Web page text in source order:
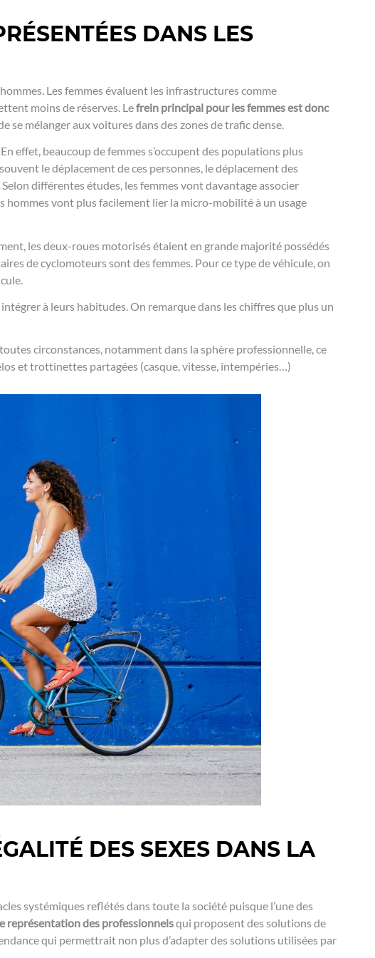
DANS LES
Les femmes évaluent les infrastructures comme
moins de réserves. Lefrein principal pour les femmes est donc
se mélanger aux voitures dans des zones de trafic dense.
effet, beaucoup de femmes s’occupent des populations plus
le déplacement de ces personnes, le déplacement des
Selon différentes études, les femmes vont davantage associer
vont plus facilement lier la micro-mobilité à un usage
les deux-roues motorisés étaient en grande majorité possédés
de cyclomoteurs sont des femmes. Pour ce type de véhicule, on
à leurs habitudes. On remarque dans les chiffres que plus un
circonstances, notamment dans la sphère professionnelle, ce
et trottinettes partagées (casque, vitesse, intempéries…)
DES SEXES DANS LA
systémiques reflétés dans toute la société puisque l’une des
représentation des professionnelsqui proposent des solutions de
qui permettrait non plus d’adapter des solutions utilisées par